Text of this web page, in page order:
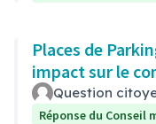
Places de
impact sur le
Question
Réponse du